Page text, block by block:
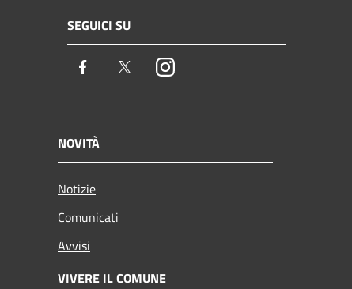
SEGUICI SU
Facebook TwitterInstagram
NOVITÀ
Notizie
Comunicati
Avvisi
VIVERE IL COMUNE